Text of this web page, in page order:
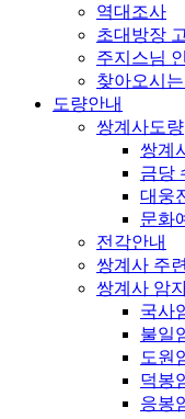
역대조사
초대방장
주지스님
찾아오시
도량안내
쌍계사도량
쌍계
금당
대웅
문화
전각안내
쌍계사 주련
쌍계사 암
국사
불일
도원
덕봉
응봉